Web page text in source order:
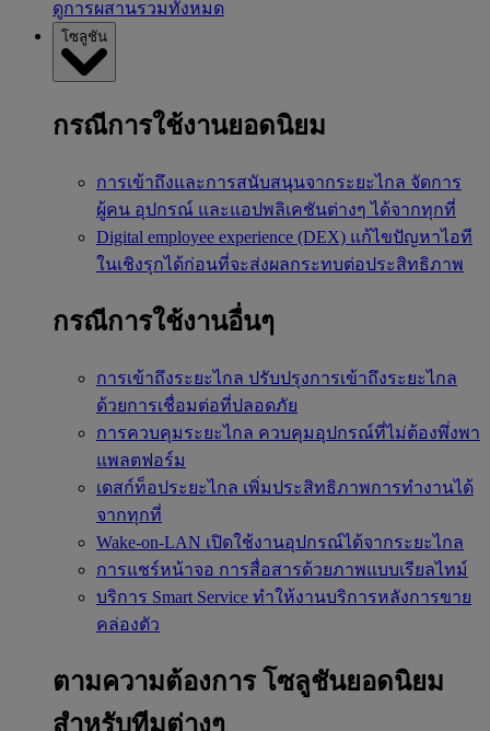
ดูการผสานรวมทั้งหมด
โซลูชัน
กรณีการใช้งานยอดนิยม
การเข้าถึงและการสนับสนุนจากระยะไกล จัดการ
ผู้คน อุปกรณ์ และแอปพลิเคชันต่างๆ ได้จากทุกที่
Digital employee experience (DEX) แก้ไขปัญหาไอที
ในเชิงรุกได้ก่อนที่จะส่งผลกระทบต่อประสิทธิภาพ
กรณีการใช้งานอื่นๆ
การเข้าถึงระยะไกล ปรับปรุงการเข้าถึงระยะไกล
ด้วยการเชื่อมต่อที่ปลอดภัย
การควบคุมระยะไกล ควบคุมอุปกรณ์ที่ไม่ต้องพึ่งพา
แพลตฟอร์ม
เดสก์ท็อประยะไกล เพิ่มประสิทธิภาพการทำงานได้
จากทุกที่
Wake-on-LAN เปิดใช้งานอุปกรณ์ได้จากระยะไกล
การแชร์หน้าจอ การสื่อสารด้วยภาพแบบเรียลไทม์
บริการ Smart Service ทำให้งานบริการหลังการขาย
คล่องตัว
ตามความต้องการ โซลูชันยอดนิยม
สำหรับทีมต่างๆ